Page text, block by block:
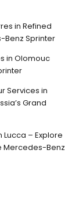
in Refined
Benz Sprinter
in Olomouc
Services in
Grand
Lucca – Explore
Mercedes-Benz